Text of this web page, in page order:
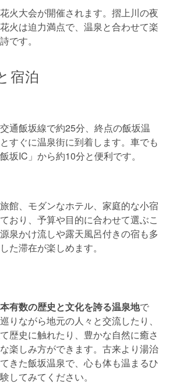
火大会が開催されます。摺上川の夜
火は迫力満点で、温泉と合わせて楽
です。
宿泊
通飯坂線で約25分、終点の飯坂温
すぐに温泉街に到着します。車でも
坂IC」から約10分と便利です。
館、モダンなホテル、家庭的な小宿
おり、予算や目的に合わせて選ぶこ
泉かけ流しや露天風呂付きの宿も多
た滞在が楽しめます。
有数の歴史と文化を誇る温泉地で
りながら地元の人々と交流したり、
歴史に触れたり、豊かな自然に癒さ
楽しみ方ができます。古来より湯治
きた飯坂温泉で、心も体も温まるひ
してみてください。